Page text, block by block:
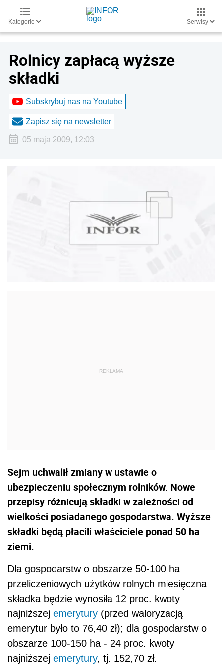
Kategorie Serwisy
Rolnicy zapłacą wyższe
składki
Subskrybuj nas na Youtube
Zapisz się na newsletter
05 maja 2009, 12:03
Sejm uchwalił zmiany w ustawie o
ubezpieczeniu społecznym rolników. Nowe
przepisy różnicują składki w zależności od
wielkości posiadanego gospodarstwa. Wyższe
składki będą płacili właściciele ponad 50 ha
ziemi.
Dla gospodarstw o obszarze 50-100 ha
przeliczeniowych użytków rolnych miesięczna
składka będzie wynosiła 12 proc. kwoty
najniższej emerytury (przed waloryzacją
emerytur było to 76,40 zł); dla gospodarstw o
obszarze 100-150 ha - 24 proc. kwoty
najniższej emerytury, tj. 152,70 zł.